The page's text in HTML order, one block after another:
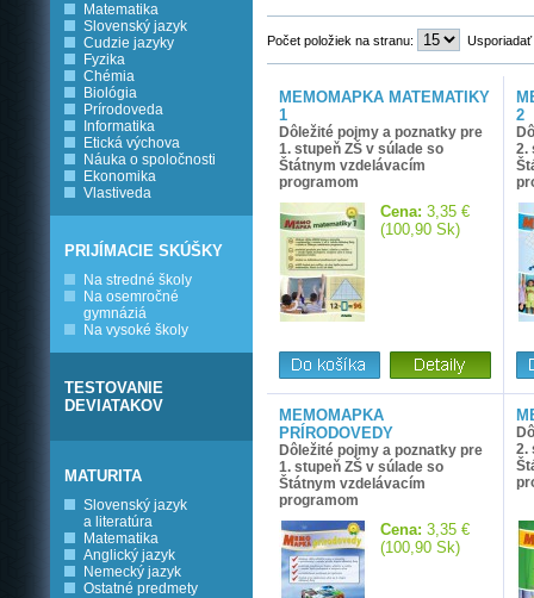
Matematika
Slovenský jazyk
Cudzie jazyky
Fyzika
Chémia
Biológia
Prírodoveda
Informatika
Etická výchova
Náuka o spoločnosti
Ekonomika
Vlastiveda
PRIJÍMACIE SKÚŠKY
Na stredné školy
Na osemročné
gymnáziá
Na vysoké školy
TESTOVANIE
DEVIATAKOV
MATURITA
Slovenský jazyk
a literatúra
Matematika
Anglický jazyk
Nemecký jazyk
Ostatné predmety
Počet položiek na stranu:
MEMOMAPKA MATEMATIKY
1
Dôležité pojmy a poznatky pre
1. stupeň ZŠ v súlade so
Štátnym vzdelávacím
programom
Cena: 3,35 €
(100,90 Sk)
2
2.
MEMOMAPKA
PRÍRODOVEDY
Dôležité pojmy a poznatky pre
1. stupeň ZŠ v súlade so
Štátnym vzdelávacím
programom
Cena: 3,35 €
(100,90 Sk)
2.